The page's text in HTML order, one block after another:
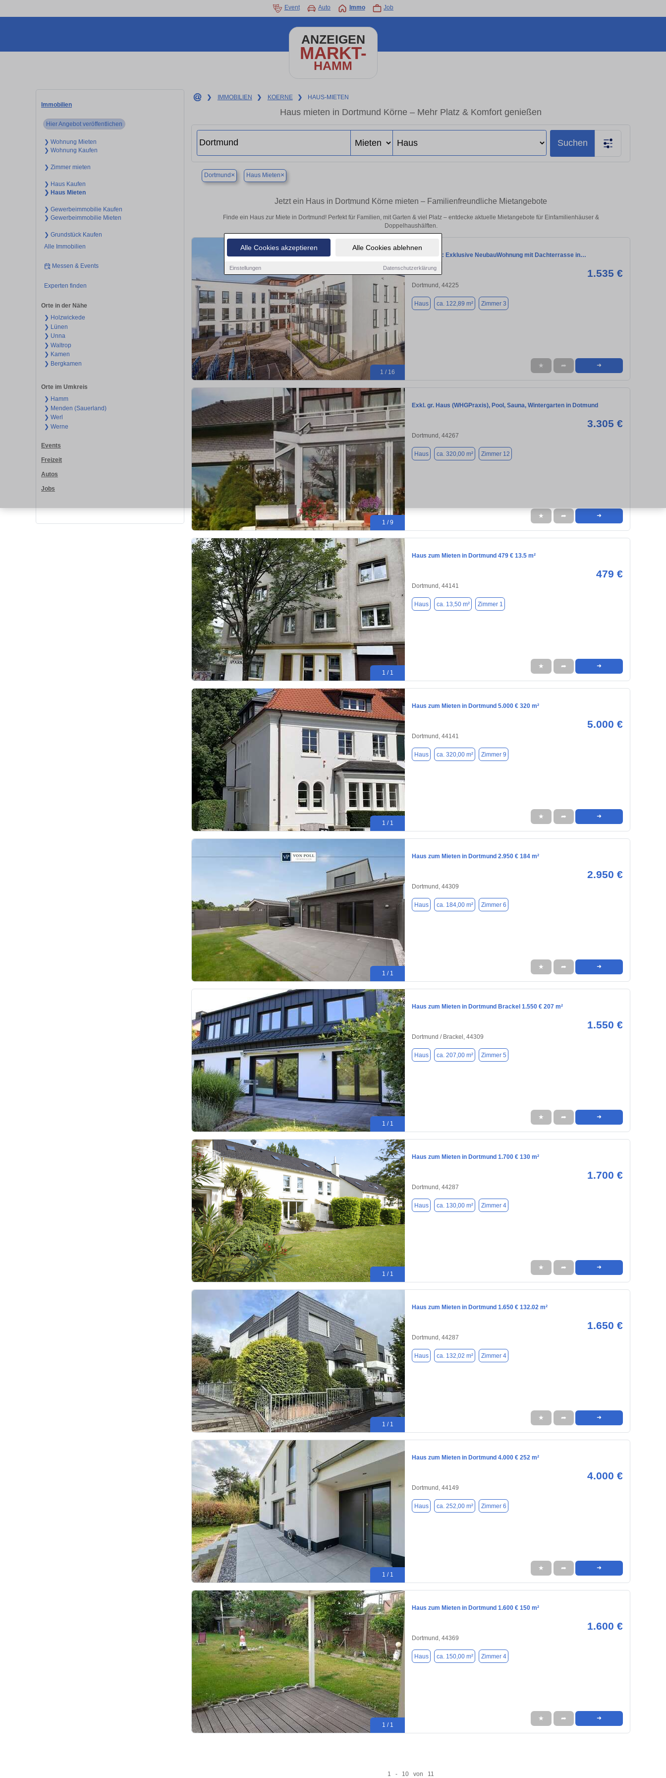
Alle Cookies akzeptieren Alle Cookies ablehnen
Einstellungen Datenschutzerklärung
Event Auto Immo Job
ANZEIGEN
MARKT-
HAMM
Immobilien
Hier Angebot veröffentlichen
❯ Wohnung Mieten
❯ Wohnung Kaufen
❯ Zimmer mieten
❯ Haus Kaufen
❯ Haus Mieten
❯ Gewerbeimmobilie Kaufen
❯ Gewerbeimmobilie Mieten
❯ Grundstück Kaufen
Alle Immobilien
Messen & Events
Experten finden
Orte in der Nähe
❯ Holzwickede
❯ Lünen
❯ Unna
❯ Waltrop
❯ Kamen
❯ Bergkamen
Orte im Umkreis
❯ Hamm
❯ Menden (Sauerland)
❯ Werl
❯ Werne
Events
Freizeit
Autos
Jobs
❯ IMMOBILIEN ❯ KOERNE ❯ HAUS-MIETEN
Haus mieten in Dortmund Körne – Mehr Platz & Komfort genießen
Suchen
Dortmund × Haus Mieten×
Jetzt ein Haus in Dortmund Körne mieten – Familienfreundliche Mietangebote
Finde ein Haus zur Miete in Dortmund! Perfekt für Familien, mit Garten & viel Platz – entdecke aktuelle Mietangebote für Einfamilienhäuser &
Doppelhaushälften.
1 / 16
Penthouse: Exklusive NeubauWohnung mit Dachterrasse in…
1.535 €
Dortmund, 44225
Haus ca. 122,89 m² Zimmer 3
★ ➦ ➜
1 / 9
Exkl. gr. Haus (WHGPraxis), Pool, Sauna, Wintergarten in Dotmund
3.305 €
Dortmund, 44267
Haus ca. 320,00 m² Zimmer 12
★ ➦ ➜
1 / 1
Haus zum Mieten in Dortmund 479 € 13.5 m²
479 €
Dortmund, 44141
Haus ca. 13,50 m² Zimmer 1
★ ➦ ➜
1 / 1
Haus zum Mieten in Dortmund 5.000 € 320 m²
5.000 €
Dortmund, 44141
Haus ca. 320,00 m² Zimmer 9
★ ➦ ➜
1 / 1
Haus zum Mieten in Dortmund 2.950 € 184 m²
2.950 €
Dortmund, 44309
Haus ca. 184,00 m² Zimmer 6
★ ➦ ➜
1 / 1
Haus zum Mieten in Dortmund Brackel 1.550 € 207 m²
1.550 €
Dortmund / Brackel, 44309
Haus ca. 207,00 m² Zimmer 5
★ ➦ ➜
1 / 1
Haus zum Mieten in Dortmund 1.700 € 130 m²
1.700 €
Dortmund, 44287
Haus ca. 130,00 m² Zimmer 4
★ ➦ ➜
1 / 1
Haus zum Mieten in Dortmund 1.650 € 132.02 m²
1.650 €
Dortmund, 44287
Haus ca. 132,02 m² Zimmer 4
★ ➦ ➜
1 / 1
Haus zum Mieten in Dortmund 4.000 € 252 m²
4.000 €
Dortmund, 44149
Haus ca. 252,00 m² Zimmer 6
★ ➦ ➜
1 / 1
Haus zum Mieten in Dortmund 1.600 € 150 m²
1.600 €
Dortmund, 44369
Haus ca. 150,00 m² Zimmer 4
★ ➦ ➜
1 - 10 von 11